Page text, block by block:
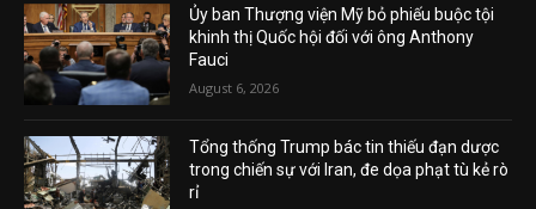
Ủy ban Thượng viện Mỹ bỏ phiếu buộc tội
khinh thị Quốc hội đối với ông Anthony
Fauci
August 6, 2026
Tổng thống Trump bác tin thiếu đạn dược
trong chiến sự với Iran, đe dọa phạt tù kẻ rò
rỉ